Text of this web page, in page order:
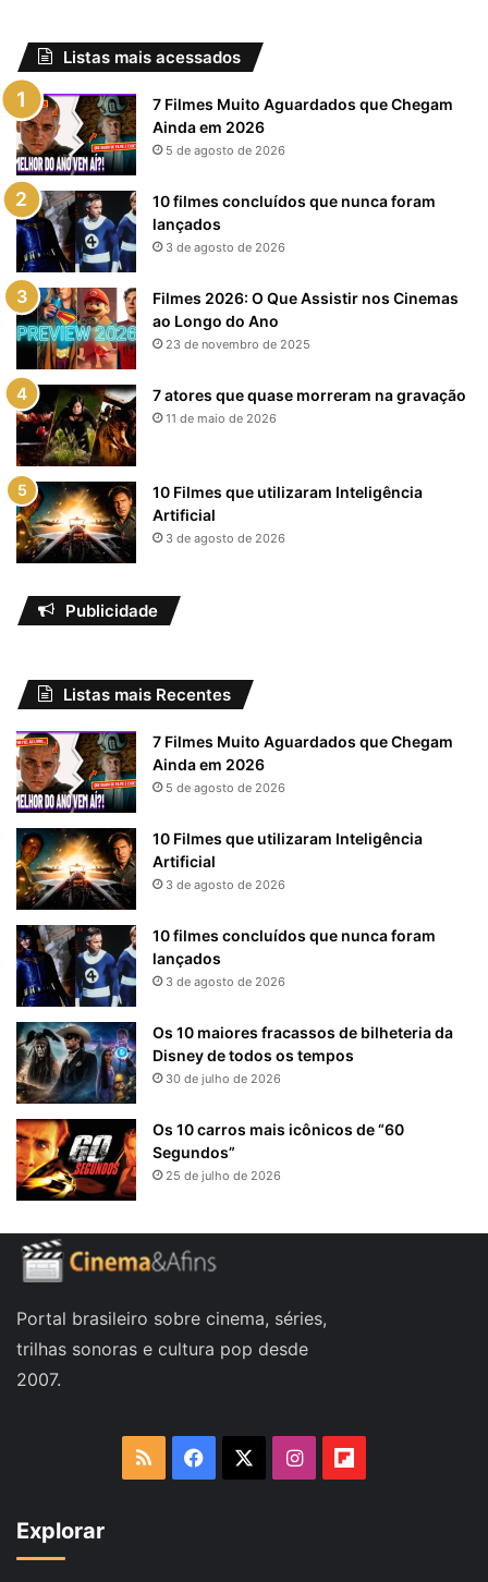
Listas mais acessados
7 Filmes Muito Aguardados que Chegam
Ainda em 2026
5 de agosto de 2026
10 filmes concluídos que nunca foram
lançados
3 de agosto de 2026
Filmes 2026: O Que Assistir nos Cinemas
ao Longo do Ano
23 de novembro de 2025
7 atores que quase morreram na gravação
11 de maio de 2026
10 Filmes que utilizaram Inteligência
Artificial
3 de agosto de 2026
Publicidade
Listas mais Recentes
7 Filmes Muito Aguardados que Chegam
Ainda em 2026
5 de agosto de 2026
10 Filmes que utilizaram Inteligência
Artificial
3 de agosto de 2026
10 filmes concluídos que nunca foram
lançados
3 de agosto de 2026
Os 10 maiores fracassos de bilheteria da
Disney de todos os tempos
30 de julho de 2026
Os 10 carros mais icônicos de “60
Segundos”
25 de julho de 2026
Portal brasileiro sobre cinema, séries,
trilhas sonoras e cultura pop desde
2007.
RSS Facebook InstagramFlipboard
Explorar